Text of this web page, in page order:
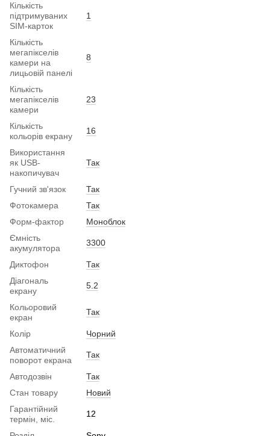
Кількість
підтримуваних
SIM-карток
1
Кількість
мегапікселів
камери на
лицьовій панелі
8
Кількість
мегапікселів
камери
23
Кількість
кольорів екрану
16
Використання
як USB-
накопичувач
Так
Гучний зв'язок
Так
Фотокамера
Так
Форм-фактор
Моноблок
Ємність
акумулятора
3300
Диктофон
Так
Діагональ
екрану
5.2
Кольоровий
екран
Так
Колір
Чорний
Автоматичний
поворот екрана
Так
Автодозвін
Так
Стан товару
Новий
Гарантійний
термін, міс.
12